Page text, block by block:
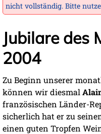
nicht vollständig. Bitte
Jubilare des
2004
Zu Beginn unserer
können wir diesmal
französischen Länder-
sicherlich hat er zu
einen guten Tropfen